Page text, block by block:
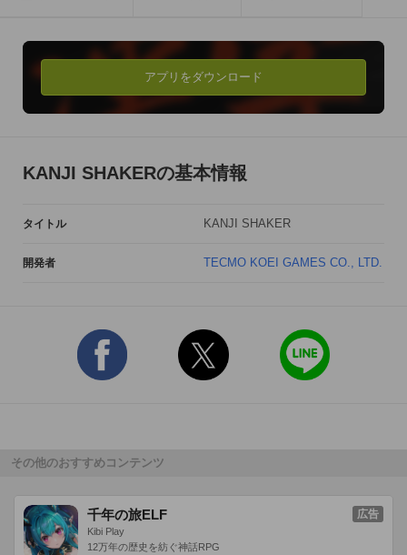
名前を漢字に変換しよう！
入力された名前は読み方に応じてかっこいい漢字に変換されま
す。
自分の意外な一面を知ろう！
タッチするとかっこいい漢字の意味が表示されます。
るでしょう。
く漢字たち。
最高にかっこいい漢字の組み合わせを見つけたら、Twitterでつ
※漢字の意味表示、点数はあくまでジョークとしてお楽しみく
す。
※英語版『KANJI SHAKER』は英語圏を対象としております。
アプリをダウンロード
KANJI SHAKERの基本情報
タイトル KANJI SHAKER
開発者 TECMO KOEI GAMES CO., LTD.
その他のおすすめコンテンツ
千年の旅ELF
Kibi Play
12万年の歴史を紡ぐ神話RPG
広告